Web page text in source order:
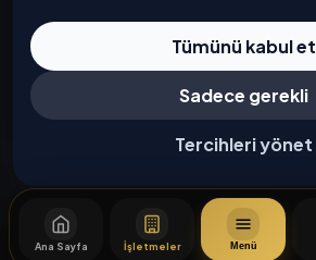
Tümünü kabul et
Sadece gerekli
Tercihleri yönet
Ana Sayfa İşletmeler Menü
Kişisel Veri Koruma
© 2026 Bakırköy. Tüm hakları saklıdır.